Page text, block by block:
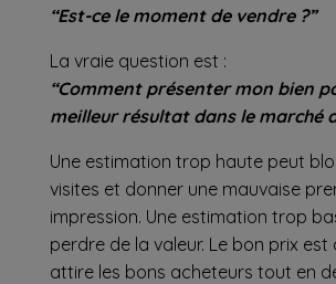
“Est-ce le moment de vendre ?”
La vraie question est :
“Comment présenter mon bien
meilleur résultat dans le marché
Une estimation trop haute peut
visites et donner une mauvaise
impression. Une estimation trop
perdre de la valeur. Le bon prix est
attire les bons acheteurs tout en